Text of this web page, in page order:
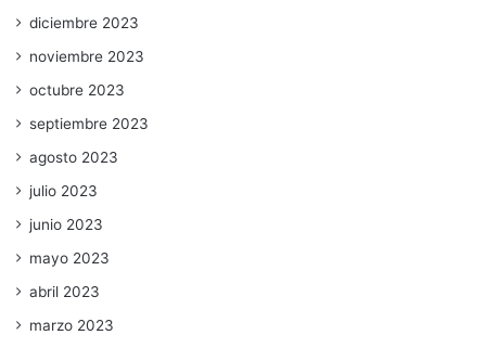
diciembre 2023
noviembre 2023
octubre 2023
septiembre 2023
agosto 2023
julio 2023
junio 2023
mayo 2023
abril 2023
marzo 2023